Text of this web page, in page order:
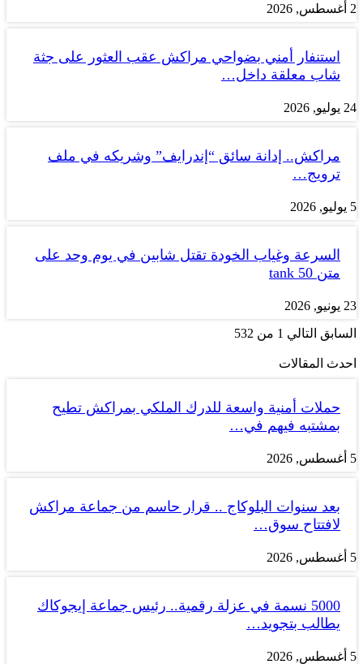
2 أغسطس, 2026
استنفار أمني بضواحي مراكش عقب العثور على جثة
شاب معلقة داخل…
24 يوليو, 2026
مراكش.. إدانة سائق “إندرايف” وشريكه في ملف
ترويج…
5 يوليو, 2026
السرعة وغياب الخودة تقتل شابين في يوم وحد على
متن tank 50
23 يونيو, 2026
السابق التالي 1 من 532
احدث المقالات
حملات أمنية واسعة للدرك الملكي بمراكش تطيح
بمشتبه فيهم في…
5 أغسطس, 2026
بعد سنوات البلوكاج .. قرار حاسم من جماعة مراكش
لافتتاح سوق…
5 أغسطس, 2026
5000 نسمة في عزلة رقمية.. رئيس جماعة إيجوكاك
يطالب بتجويد…
5 أغسطس, 2026